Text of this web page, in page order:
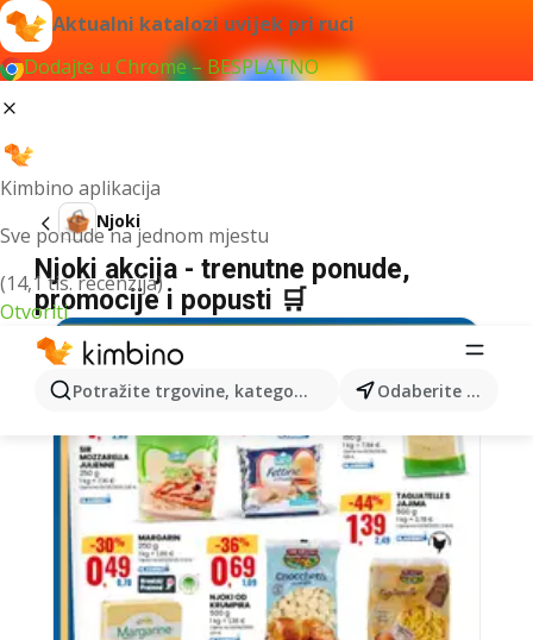
Aktualni katalozi uvijek pri ruci
Dodajte u Chrome – BESPLATNO
Kimbino aplikacija
Sve ponude na jednom mjestu
(14,1 tis. recenzija)
Otvoriti
Potražite trgovine, kategorije, proizvode... Odaberite grad
Njoki
Njoki akcija - trenutne ponude,
promocije i popusti 🛒